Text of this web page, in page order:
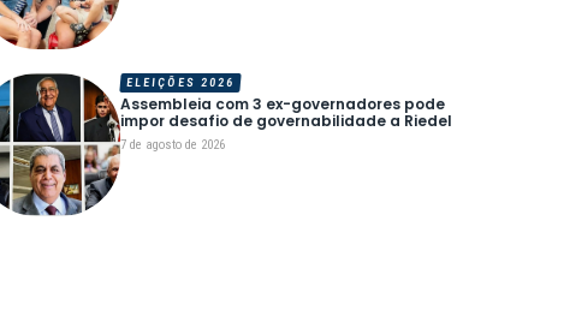
Assembleia com 3 ex-governadores pode
impor desafio de governabilidade a Riedel
7 de agosto de 2026
ELEIÇÕES 2026